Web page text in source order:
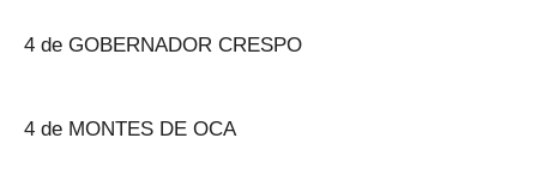
4 de GOBERNADOR CRESPO
4 de MONTES DE OCA